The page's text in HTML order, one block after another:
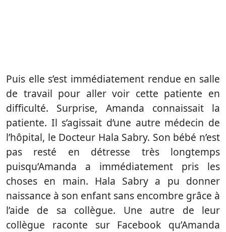
Puis elle s’est immédiatement rendue en salle
de travail pour aller voir cette patiente en
difficulté. Surprise, Amanda connaissait la
patiente. Il s’agissait d’une autre médecin de
l’hôpital, le Docteur Hala Sabry. Son bébé n’est
pas resté en détresse très longtemps
puisqu’Amanda a immédiatement pris les
choses en main. Hala Sabry a pu donner
naissance à son enfant sans encombre grâce à
l’aide de sa collègue. Une autre de leur
collègue raconte sur Facebook qu’Amanda